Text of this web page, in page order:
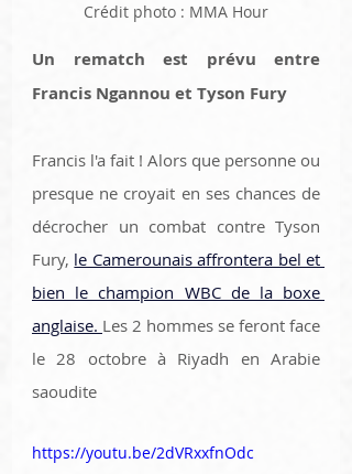
Crédit photo : MMA Hour
Un rematch est prévu entre
Francis Ngannou et Tyson Fury
Francis l'a fait ! Alors que personne ou
presque ne croyait en ses chances de
décrocher un combat contre Tyson
Fury, le Camerounais affrontera bel et
bien le champion WBC de la boxe
anglaise. Les 2 hommes se feront face
le 28 octobre à Riyadh en Arabie
saoudite
https://youtu.be/2dVRxxfnOdc